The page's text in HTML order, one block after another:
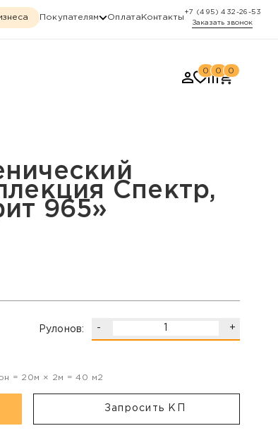
Покупателям Оплата Контакты
+7 (495) 432-26-53
Заказать звонок
0 0 0
«Спектр
Спектр,
965»
Рулонов: - +
= 20м × 2м =40 м2
Запросить КП